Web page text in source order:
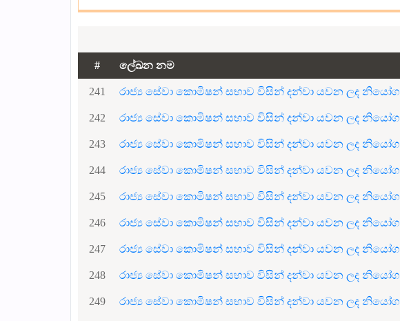
# ලේඛන නම
241 රාජ්‍ය සේවා කොමිෂන් සභාව විසින් දන්වා යවන ලද නියෝග
242 රාජ්‍ය සේවා කොමිෂන් සභාව විසින් දන්වා යවන ලද නියෝග
243 රාජ්‍ය සේවා කොමිෂන් සභාව විසින් දන්වා යවන ලද නියෝග
244 රාජ්‍ය සේවා කොමිෂන් සභාව විසින් දන්වා යවන ලද නියෝග
245 රාජ්‍ය සේවා කොමිෂන් සභාව විසින් දන්වා යවන ලද නියෝග
246 රාජ්‍ය සේවා කොමිෂන් සභාව විසින් දන්වා යවන ලද නියෝග
247 රාජ්‍ය සේවා කොමිෂන් සභාව විසින් දන්වා යවන ලද නියෝග
248 රාජ්‍ය සේවා කොමිෂන් සභාව විසින් දන්වා යවන ලද නියෝග
249 රාජ්‍ය සේවා කොමිෂන් සභාව විසින් දන්වා යවන ලද නියෝග